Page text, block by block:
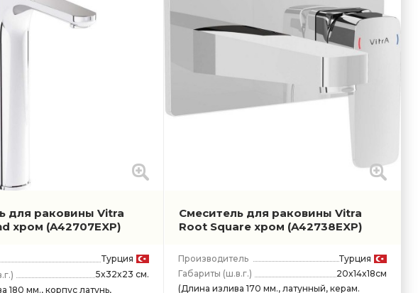
для раковины Vitra
хром (A42707EXP)
Турция
5x32x23 см.
180 мм., корпус латунь,
Смеситель для раковины Vitra
Root Square хром (A42738EXP)
Производитель
Турция
Габариты (ш.в.г.)
20x14x18см
(Длина излива 170 мм., латунный, керам.